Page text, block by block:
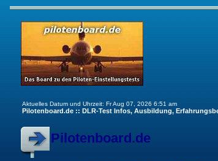
Aktuelles Datum und Uhrzeit: Fr Aug 07, 2026 6:51 am
Pilotenboard.de :: DLR-Test Infos, Ausbildung,
Pilotenboard.de